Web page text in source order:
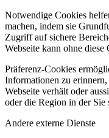
Notwendige Cookies
machen, indem sie
Zugriff auf sichere
Webseite kann ohne
Präferenz-Cookies
Informationen zu
Webseite verhält oder
oder die Region in der Sie
Andere externe Dienste